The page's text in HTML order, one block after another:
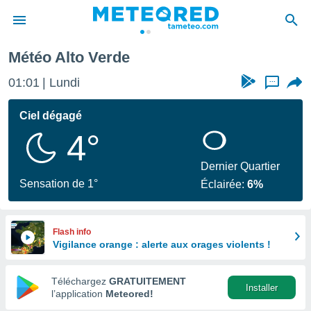
de
Météo Alto Verde
01:01 Lundi ...
Ciel dégagé
4°
Sensation de 1°
Dernier Quartier
Éclairée:6%
Flash info
Vigilance orange : alerte aux orages violents !
Téléchargez GRATUITEMENT
l’application Meteored!
Installer